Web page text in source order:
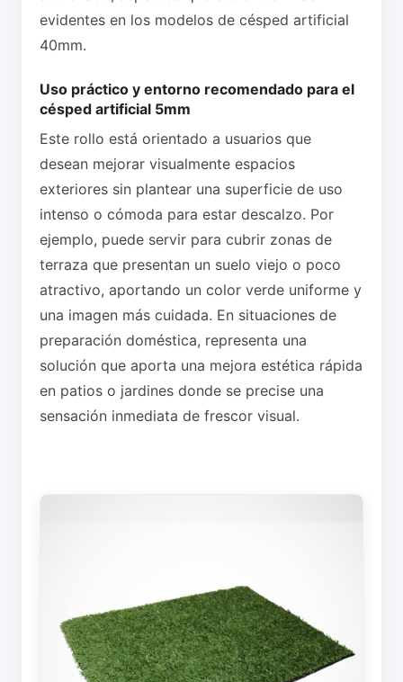
evidentes en los modelos de césped artificial
40mm.
Uso práctico y entorno recomendado para el
césped artificial 5mm
Este rollo está orientado a usuarios que
desean mejorar visualmente espacios
exteriores sin plantear una superficie de uso
intenso o cómoda para estar descalzo. Por
ejemplo, puede servir para cubrir zonas de
terraza que presentan un suelo viejo o poco
atractivo, aportando un color verde uniforme y
una imagen más cuidada. En situaciones de
preparación doméstica, representa una
solución que aporta una mejora estética rápida
en patios o jardines donde se precise una
sensación inmediata de frescor visual.